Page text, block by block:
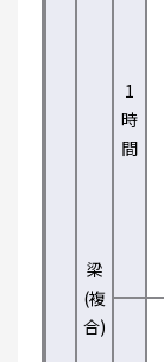
梁
(複
合)
1
時
間